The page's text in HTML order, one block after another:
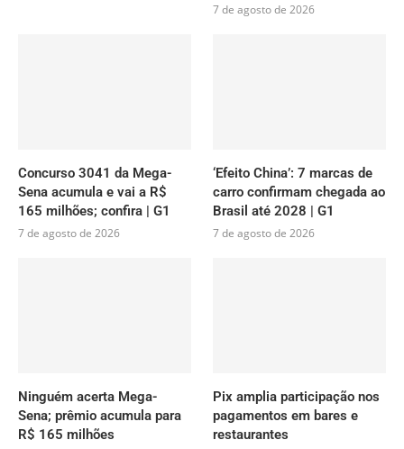
7 de agosto de 2026
Concurso 3041 da Mega-
Sena acumula e vai a R$
165 milhões; confira | G1
7 de agosto de 2026
‘Efeito China’: 7 marcas de
carro confirmam chegada ao
Brasil até 2028 | G1
7 de agosto de 2026
Ninguém acerta Mega-
Sena; prêmio acumula para
R$ 165 milhões
Pix amplia participação nos
pagamentos em bares e
restaurantes